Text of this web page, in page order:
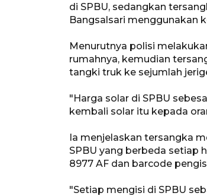
di SPBU, sedangkan
Bangsalsari menggunakan
Menurutnya polisi
rumahnya, kemudian
tangki truk ke sejumlah
"Harga solar di SPBU
kembali solar itu kepada
Ia menjelaskan tersangka
SPBU yang berbeda setiap
8977 AF dan barcode
"Setiap mengisi di SPBU